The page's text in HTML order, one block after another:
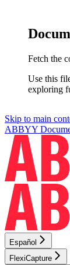
Fetch the
Use this
exploring
Skip to main
ABBYY
Español
FlexiCapture